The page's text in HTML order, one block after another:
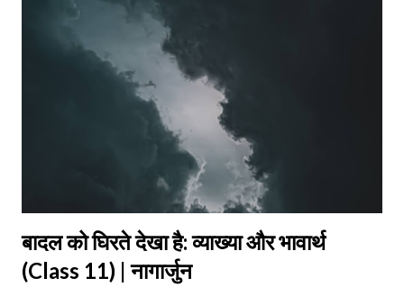
मधुर बोलिया। दुलहिन धीरे-धीरे चलियौ ससुर गलिया। मधुर बोलिया हो, अनार
कलिया, मधुर बोलिया हो, अनार कलिया। दुलहिन ननदि के दियौ हजार डलिया,
दुलहिन धीरे-धीरे चलियौ ससुर गलिया। हजार डलिया हो, गुलाब कलिया, हजार
बादल को घिरते देखा है: व्याख्या और भावार्थ
(Class 11) | नागार्जुन